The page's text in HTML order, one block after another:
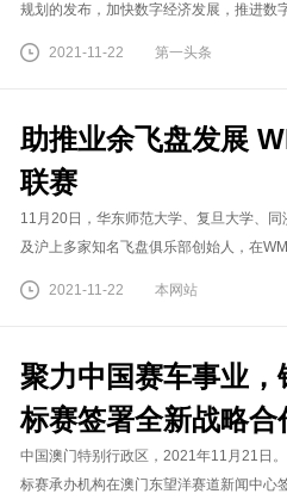
规划的发布，加快数字经济发展，推进数
2021-11-22 第一头条
助推业余飞盘发展
联赛
11月20日，华东师范大学、复旦大学、
及沪上多家知名飞盘俱乐部创始人，在
2021-11-22 本网站
聚力中国赛车事业
标赛签署全新战略合
中国澳门特别行政区，2021年11月21日
标赛承办机构在澳门东望洋赛道新闻中心